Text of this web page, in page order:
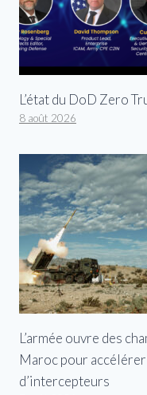
L’état du DoD Zero
8 août 2026
L’armée ouvre des
Maroc pour
d’intercepteurs